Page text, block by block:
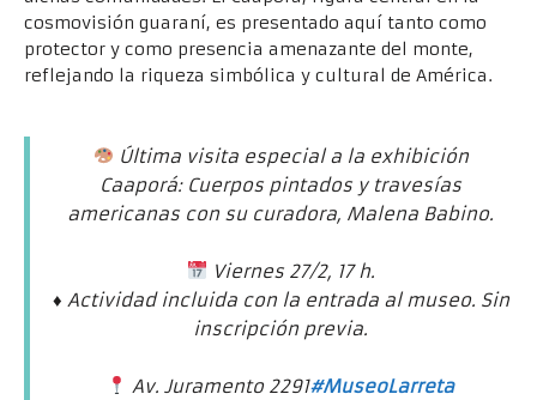
cosmovisión guaraní, es presentado aquí tanto como
protector y como presencia amenazante del monte,
reflejando la riqueza simbólica y cultural de América.
Última visita especial a la exhibición
Caaporá: Cuerpos pintados y travesías
americanas con su curadora, Malena Babino.
Viernes 27/2, 17 h.
♦ Actividad incluida con la entrada al museo. Sin
inscripción previa.
Av. Juramento 2291#MuseoLarreta